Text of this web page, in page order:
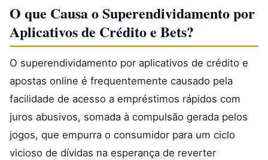
O que Causa o Superendividamento por
Aplicativos de Crédito e Bets?
O superendividamento por aplicativos de crédito e
apostas online é frequentemente causado pela
facilidade de acesso a empréstimos rápidos com
juros abusivos, somada à compulsão gerada pelos
jogos, que empurra o consumidor para um ciclo
vicioso de dívidas na esperança de reverter